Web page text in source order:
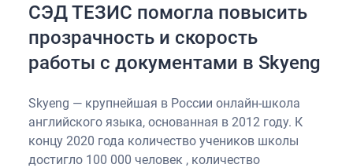
СЭД ТЕЗИС помогла повысить
прозрачность и скорость
работы с документами в Skyeng
Skyeng — крупнейшая в России онлайн-школа
английского языка, основанная в 2012 году. К
концу 2020 года количество учеников школы
достигло 100 000 человек , количество